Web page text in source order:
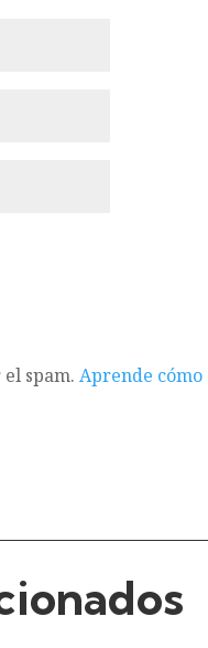
spam. Aprende cómo